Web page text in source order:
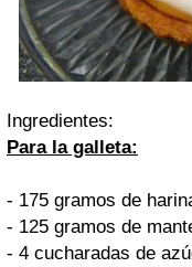
Ingredientes:
Para la galleta:
- 175 gramos de
- 125 gramos de
- 4 cucharadas de